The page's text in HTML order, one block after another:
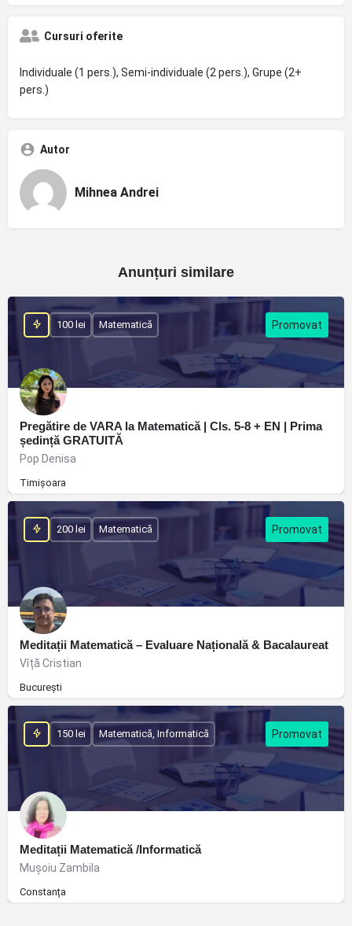
Cursuri oferite
Individuale (1 pers.), Semi-individuale (2 pers.), Grupe (2+
pers.)
Autor
Mihnea Andrei
Anunțuri similare
Pregătire de VARA la Matematică | Cls. 5-8 + EN | Prima
ședință GRATUITĂ
Pop Denisa
Timișoara
100 lei Matematică
Meditații Matematică – Evaluare Națională & Bacalaureat
Vîță Cristian
București
200 lei Matematică
Meditații Matematică /Informatică
Muşoiu Zambila
Constanța
150 lei Matematică, Informatică